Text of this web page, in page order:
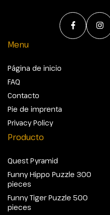
Menu
Página de inicio
FAQ
Contacto
Pie de imprenta
Privacy Policy
Producto
Quest Pyramid
Funny Hippo Puzzle 300
pieces
Funny Tiger Puzzle 500
pieces